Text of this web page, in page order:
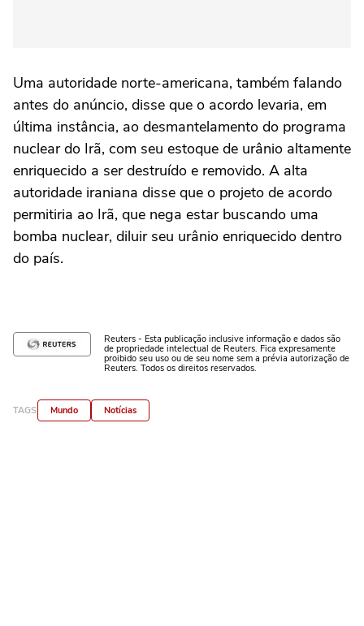
Uma autoridade norte-americana, também falando
antes do anúncio, disse que o acordo levaria, em
última instância, ao desmantelamento do programa
nuclear do Irã, com seu estoque de urânio altamente
enriquecido a ser destruído e removido. A alta
autoridade iraniana disse que o projeto de acordo
permitiria ao Irã, que nega estar buscando uma
bomba nuclear, diluir seu urânio enriquecido dentro
do país.
Reuters - Esta publicação inclusive informação e dados são
de propriedade intelectual de Reuters. Fica expresamente
proibido seu uso ou de seu nome sem a prévia autorização de
Reuters. Todos os direitos reservados.
TAGS Mundo Notícias